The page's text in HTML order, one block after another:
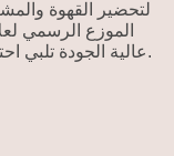
لتحضير القهوة
الموزع الرسمي
عالية الجودة تلبي احتياجات المقاهي، المطاعم، الفنادق، والمنازل.